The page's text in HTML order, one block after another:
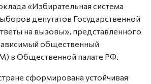
«Избирательная система
депутатов Государственной
на вызовы», представленного
общественный
в Общественной палате РФ.
сформирована устойчивая